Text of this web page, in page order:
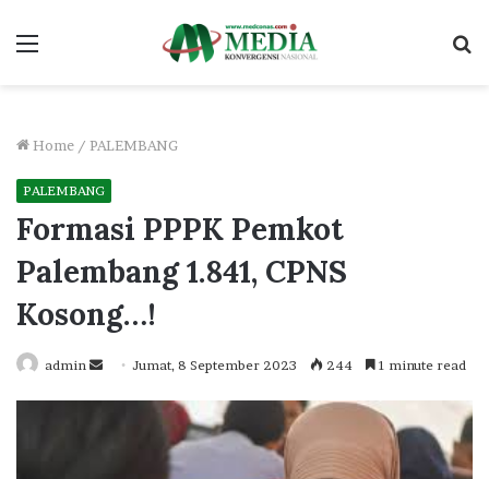
Menu
Home / PALEMBANG
PALEMBANG
Formasi PPPK Pemkot
Palembang 1.841, CPNS
Kosong…!
admin
Send Jumat, 8 September 2023 244 1 minute read